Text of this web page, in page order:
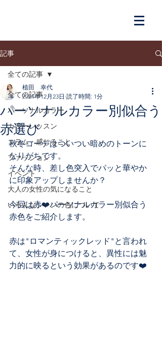
記事
全ての記事
パーソナルカラー
カラーレッスン
コラム・感じること
ファッション
イベント
大人の女性の気になること
いろんなシーンの色について
全ての記事
パーソナルカラー別似合う
赤選び
植田 幸代
2021年12月23日 読了時間: 1分
秋冬コーデはついつい暗めのトーンに
なりがちです。
そんな時、差し色突入でパッと華やか
に印象アップしませんか？
今回は赤❤️パーソナルカラー別似合う
赤色をご紹介します。
赤は"ロマンティックレッド"と言われ
て、女性が身につけると、異性には魅
力的に映るという効果があるのです❤️